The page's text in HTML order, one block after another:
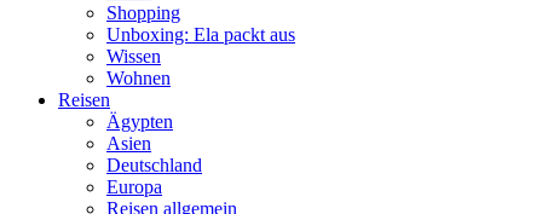
Shopping
Unboxing: Ela packt aus
Wissen
Wohnen
Reisen
Ägypten
Asien
Deutschland
Europa
Reisen allgemein